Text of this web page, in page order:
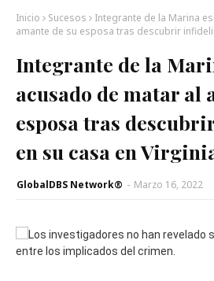
Inicio Sucesos
Integrante de la Marina
amante de su esposa tras descubrir
Integrante de la
acusado de matar al
esposa tras
en su casa en
GlobalDBS Network® - Marzo 16, 2022